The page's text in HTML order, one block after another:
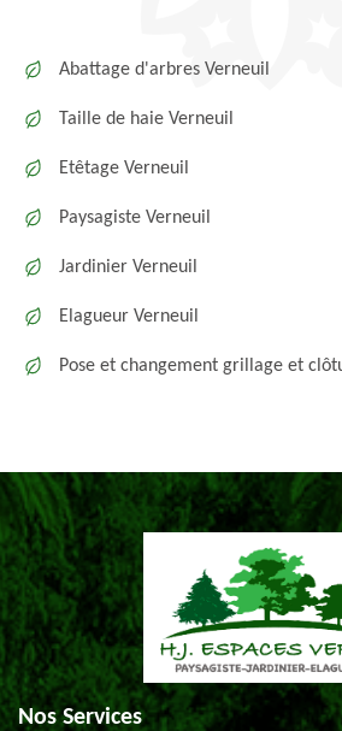
Abattage d'arbres Verneuil
Taille de haie Verneuil
Etêtage Verneuil
Paysagiste Verneuil
Jardinier Verneuil
Elagueur Verneuil
Pose et changement grillage et
Nos Services